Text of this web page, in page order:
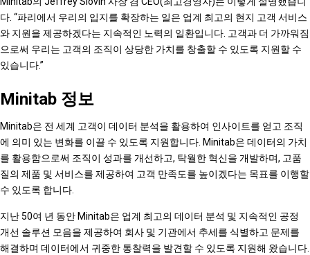
다. “파리에서 우리의 입지를 확장하는 일은 업계 최고의 현지 고객 서비스
와 지원을 제공하겠다는 지속적인 노력의 일환입니다. 고객과 더 가까워짐
으로써 우리는 고객의 조직이 상당한 가치를 창출할 수 있도록 지원할 수
있습니다.”
Minitab 정보
Minitab은 전 세계 고객이 데이터 분석을 활용하여 인사이트를 얻고 조직
에 의미 있는 변화를 이끌 수 있도록 지원합니다. Minitab은 데이터의 가치
를 활용함으로써 조직이 성과를 개선하고, 탁월한 혁신을 개발하며, 고품
질의 제품 및 서비스를 제공하여 고객 만족도를 높이겠다는 목표를 이행할
수 있도록 합니다.
지난 50여 년 동안 Minitab은 업계 최고의 데이터 분석 및 지속적인 공정
개선 솔루션 모음을 제공하여 회사 및 기관에서 추세를 식별하고 문제를
해결하며 데이터에서 귀중한 통찰력을 발견할 수 있도록 지원해 왔습니다.